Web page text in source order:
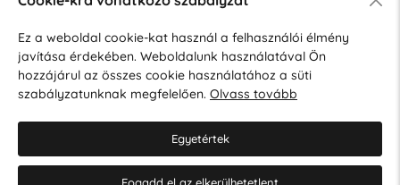
Hozzájárulok a személyes adatok marketing célú kezeléséhez.
Személyes adatok védelmére vonatkozó szabályzat.
Ez a weboldal cookie-kat használ a felhasználói élmény
javítása érdekében. Weboldalunk használatával Ön
hozzájárul az összes cookie használatához a süti
szabályzatunknak megfelelően. Olvass tovább
Egyetértek